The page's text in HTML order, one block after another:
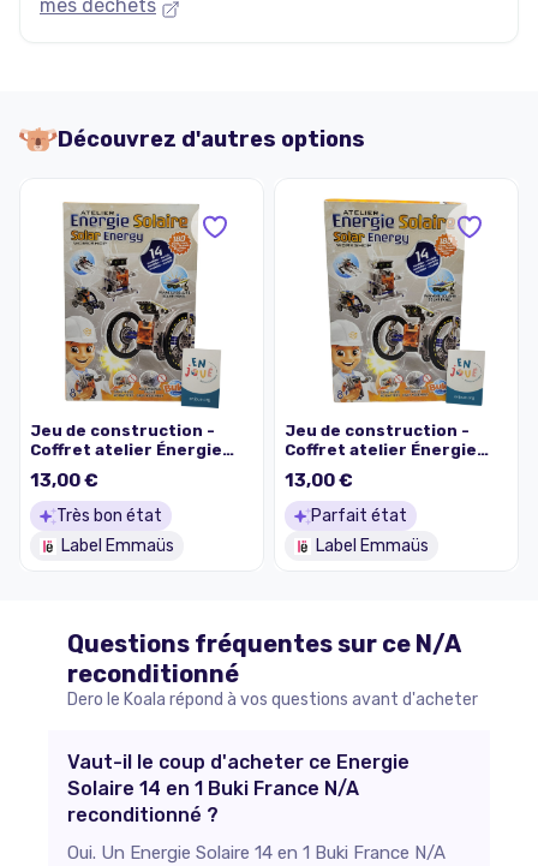
mes déchets
Découvrez d'autres options
Jeu de construction -
Coffret atelier Énergie
Solaire 14 modèles 180
pièces - Buki - À partir de
8 ans.
13,00 €
Très bon état
Label Emmaüs
Jeu de construction -
Coffret atelier Énergie
Solaire 14 modèles 180
pièces - Buki - À partir de
8 ans.
13,00 €
Parfait état
Label Emmaüs
Questions fréquentes sur ce N/A
reconditionné
Dero le Koala répond à vos questions avant d'acheter
Vaut-il le coup d'acheter ce Energie
Solaire 14 en 1 Buki France N/A
reconditionné ?
Oui. Un Energie Solaire 14 en 1 Buki France N/A